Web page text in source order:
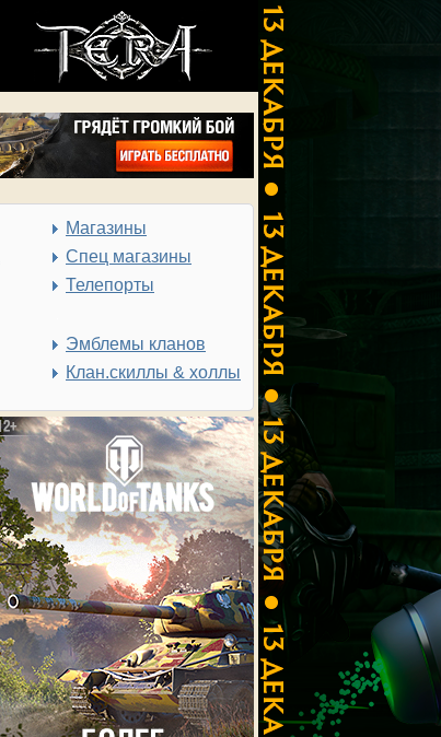
Магазины
Спец магазины
Телепорты
Эмблемы кланов
Клан.скиллы & холлы